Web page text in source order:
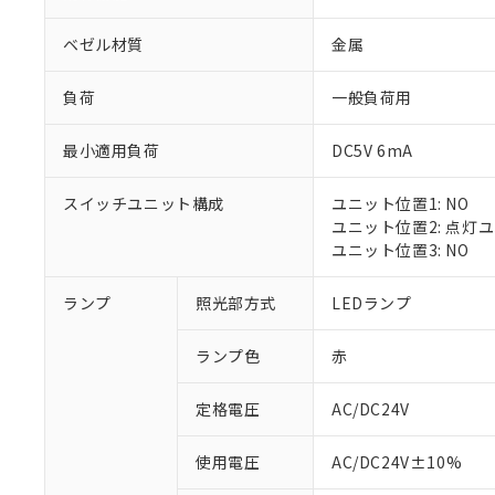
ベゼル材質 金属
負荷 一般負荷用
最小適用負荷 DC5V 6mA
スイッチユニット構成
ユニット位置1: NO
ユニット位置2: 点灯
ユニット位置3: NO
ランプ 照光部方式 LEDランプ
ランプ色 赤
定格電圧 AC/DC24V
使用電圧 AC/DC24V±10%
ご利用条件
※1 対応状況
調査・確認中：
非該当品：ライセ
仕入先様の事情に
があります。
※1 中国